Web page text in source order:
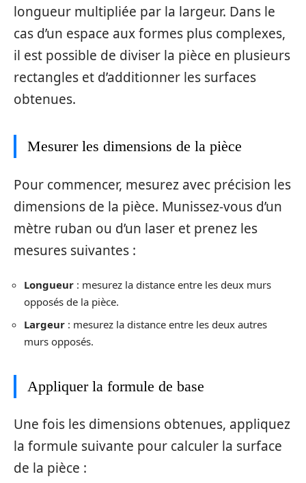
longueur multipliée par la largeur. Dans le
cas d’un espace aux formes plus complexes,
il est possible de diviser la pièce en plusieurs
rectangles et d’additionner les surfaces
obtenues.
Mesurer les dimensions de la pièce
Pour commencer, mesurez avec précision les
dimensions de la pièce. Munissez-vous d’un
mètre ruban ou d’un laser et prenez les
mesures suivantes :
Longueur : mesurez la distance entre les deux murs
opposés de la pièce.
Largeur : mesurez la distance entre les deux autres
murs opposés.
Appliquer la formule de base
Une fois les dimensions obtenues, appliquez
la formule suivante pour calculer la surface
de la pièce :